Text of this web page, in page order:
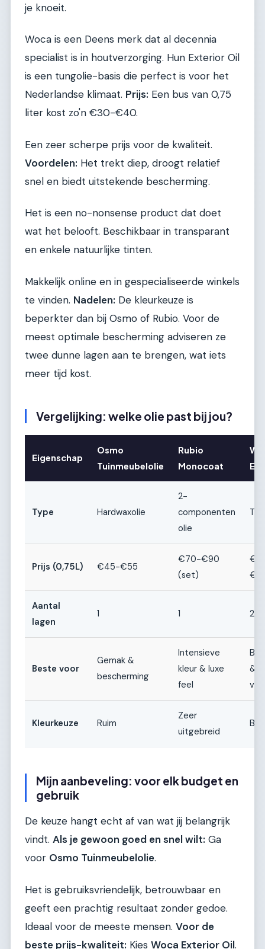
je knoeit.
Woca is een Deens merk dat al decennia
specialist is in houtverzorging. Hun Exterior Oil
is een tungolie-basis die perfect is voor het
Nederlandse klimaat. Prijs: Een bus van 0,75
liter kost zo'n €30-€40.
Een zeer scherpe prijs voor de kwaliteit.
Voordelen: Het trekt diep, droogt relatief
snel en biedt uitstekende bescherming.
Het is een no-nonsense product dat doet
wat het belooft. Beschikbaar in transparant
en enkele natuurlijke tinten.
Makkelijk online en in gespecialiseerde winkels
te vinden. Nadelen: De kleurkeuze is
beperkter dan bij Osmo of Rubio. Voor de
meest optimale bescherming adviseren ze
twee dunne lagen aan te brengen, wat iets
meer tijd kost.
Vergelijking: welke olie past bij jou?
Eigenschap
Osmo
Tuinmeubelolie
Rubio
Monocoat
Type Hardwaxolie
2-
componenten
olie
Prijs (0,75L) €45-€55
€70-€90
(set)
Aantal
lagen
1 1 2
Beste voor
Gemak &
bescherming
Intensieve
kleur & luxe
feel
&
Kleurkeuze Ruim
Zeer
uitgebreid
Mijn aanbeveling: voor elk budget en
gebruik
De keuze hangt echt af van wat jij belangrijk
vindt. Als je gewoon goed en snel wilt: Ga
voor Osmo Tuinmeubelolie.
Het is gebruiksvriendelijk, betrouwbaar en
geeft een prachtig resultaat zonder gedoe.
Ideaal voor de meeste mensen. Voor de
beste prijs-kwaliteit: Kies Woca Exterior Oil.